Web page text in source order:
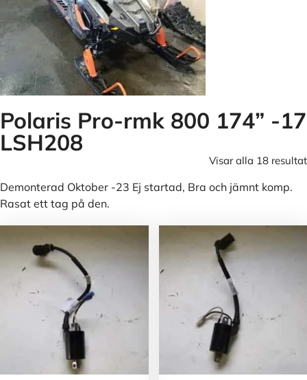
Polaris Pro-rmk 800 174” -17
LSH208
Visar alla 18 resultat
Demonterad Oktober -23 Ej startad, Bra och jämnt komp.
Rasat ett tag på den.